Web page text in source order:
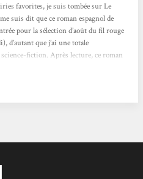
favorites, je suis tombée sur Le
suis dit que ce roman espagnol de
pour la sélection d’août du fil rouge
d’autant que j’ai une totale
science-fiction. Après lecture, ce roman
machiste pour le traitement de ses